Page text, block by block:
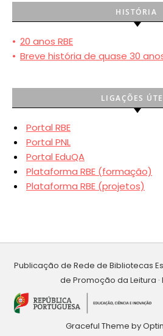
HISTÓRIA
• 20 anos RBE
• Breve história de quase 30
LIGAÇÕES
Portal RBE
Portal PNL
Portal EduQA
Plataforma RBE (formação)
Plataforma RBE (projetos)
Publicação de Rede de Bibliotecas
de Promoção da Leitura ·
Graceful Theme by